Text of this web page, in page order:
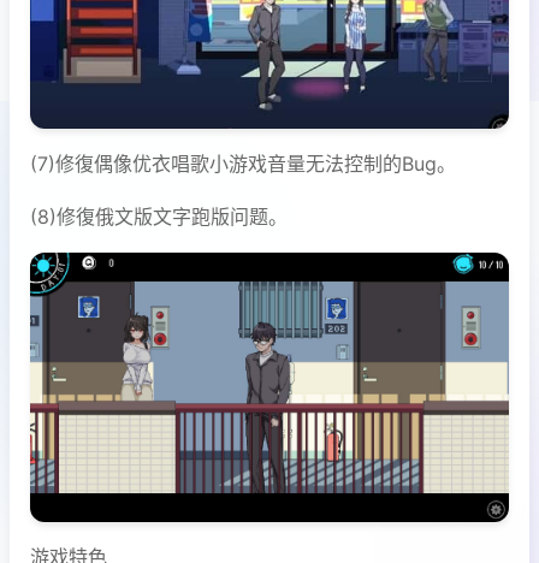
(7)修復偶像优衣唱歌小游戏音量无法控制的Bug。
(8)修復俄文版文字跑版问题。
游戏特色